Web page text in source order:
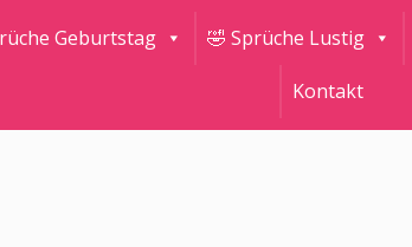
Geburtstag 🤣 Sprüche Lustig
Kontakt